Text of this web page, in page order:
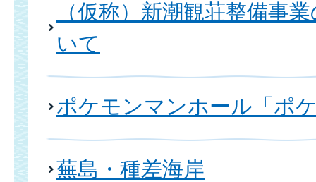
（仮称）新潮観荘整備事
いて
ポケモンマンホール「ポ
蕪島・種差海岸